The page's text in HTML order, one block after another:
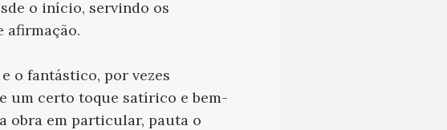
o início, servindo os
afirmação.
o fantástico, por vezes
um certo toque satírico e bem-
obra em particular, pauta o